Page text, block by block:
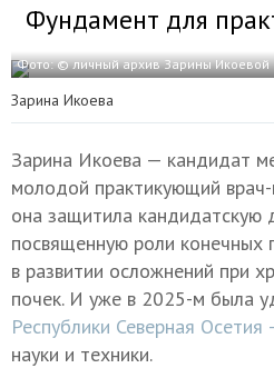
Фундамент для
Фото: © личный архив Зарины Икоевой
Зарина Икоева
Зарина Икоева — кандидат
молодой практикующий
она защитила кандидатскую
посвященную роли конечных
в развитии осложнений при
почек. И уже в 2025-м была
Республики Северная
науки и техники.